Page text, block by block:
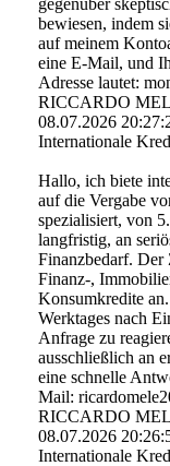
bewiesen, indem
auf meinem
eine E-Mail, und
Adresse lautet:
RICCARDO
08.07.2026
Internationale
Hallo, ich biete
auf die Vergabe
spezialisiert, von
langfristig, an
Finanzbedarf. Der
Finanz-,
Konsumkredite
Werktages nach
Anfrage zu
ausschließlich an
eine schnelle
Mail:
RICCARDO
08.07.2026
Internationale